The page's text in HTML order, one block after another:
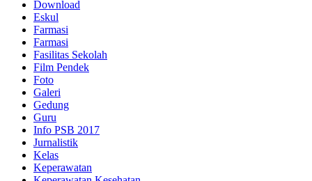
Download
Eskul
Farmasi
Farmasi
Fasilitas Sekolah
Film Pendek
Foto
Galeri
Gedung
Guru
Info PSB 2017
Jurnalistik
Kelas
Keperawatan